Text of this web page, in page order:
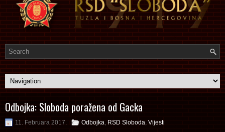
Odbojka: Sloboda poražena od Gacka
11. Februara 2017. Odbojka RSD Sloboda Vijesti